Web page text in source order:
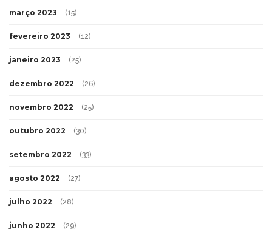
março 2023 (15)
fevereiro 2023 (12)
janeiro 2023 (25)
dezembro 2022 (26)
novembro 2022 (25)
outubro 2022 (30)
setembro 2022 (33)
agosto 2022 (27)
julho 2022 (28)
junho 2022 (29)